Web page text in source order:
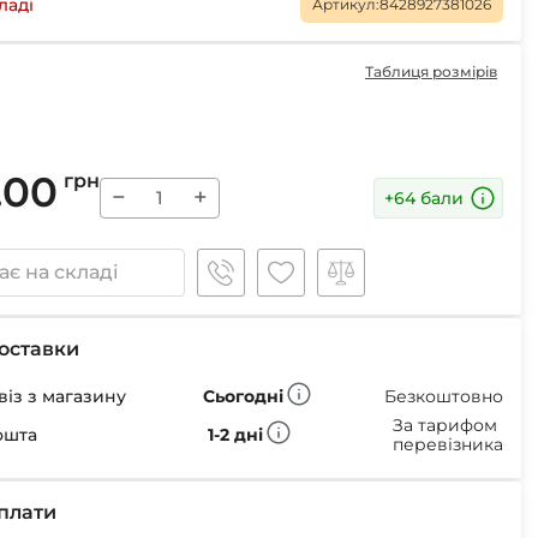
Пристрої для відлякування
Беруші
Маски для сну
Ремнабори
Артикул:8428927381026
Таблиця розмірів
грн
− + +64 бали
на складі
з магазину Сьогодні
Безкоштовно
1-2 дні
За тарифом
перевізника